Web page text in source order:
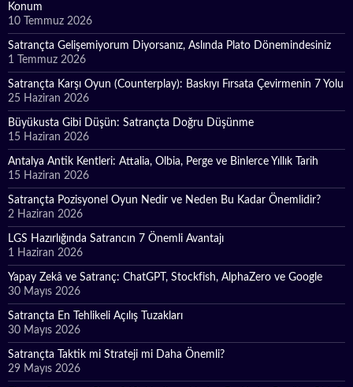
Konum
10 Temmuz 2026
Satrançta Gelişemiyorum Diyorsanız, Aslında Plato Dönemindesiniz
1 Temmuz 2026
Satrançta Karşı Oyun (Counterplay): Baskıyı Fırsata Çevirmenin 7 Yolu
25 Haziran 2026
Büyükusta Gibi Düşün: Satrançta Doğru Düşünme
15 Haziran 2026
Antalya Antik Kentleri: Attalia, Olbia, Perge ve Binlerce Yıllık Tarih
15 Haziran 2026
Satrançta Pozisyonel Oyun Nedir ve Neden Bu Kadar Önemlidir?
2 Haziran 2026
LGS Hazırlığında Satrancın 7 Önemli Avantajı
1 Haziran 2026
Yapay Zekâ ve Satranç: ChatGPT, Stockfish, AlphaZero ve Google
30 Mayıs 2026
Satrançta En Tehlikeli Açılış Tuzakları
30 Mayıs 2026
Satrançta Taktik mi Strateji mi Daha Önemli?
29 Mayıs 2026